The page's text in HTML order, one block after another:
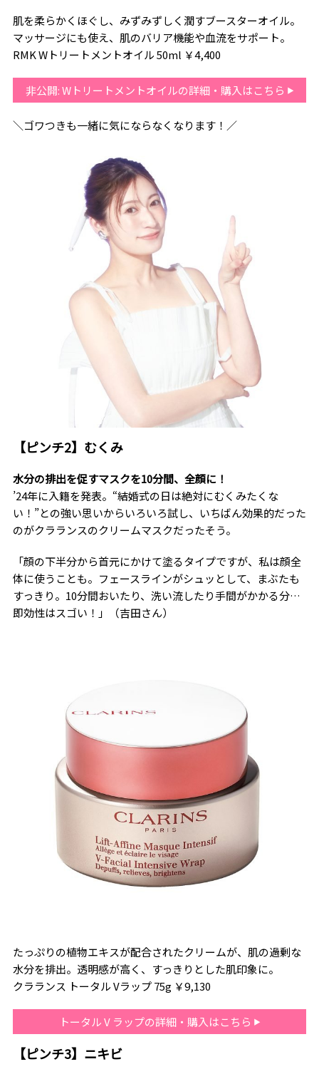
肌を柔らかくほぐし、みずみずしく潤すブースターオイル。
マッサージにも使え、肌のバリア機能や血流をサポート。
RMK Wトリートメントオイル 50ml ￥4,400
非公開: Wトリートメントオイルの詳細・購入はこちら
＼ゴワつきも一緒に気にならなくなります！／
【ピンチ2】むくみ
水分の排出を促すマスクを10分間、全顔に！
’24年に入籍を発表。“結婚式の日は絶対にむくみたくな
い！”との強い思いからいろいろ試し、いちばん効果的だった
のがクラランスのクリームマスクだったそう。
「顔の下半分から首元にかけて塗るタイプですが、私は顔全
体に使うことも。フェースラインがシュッとして、まぶたも
すっきり。10分間おいたり、洗い流したり手間がかかる分…
即効性はスゴい！」（吉田さん）
たっぷりの植物エキスが配合されたクリームが、肌の過剰な
水分を排出。透明感が高く、すっきりとした肌印象に。
クラランス トータル Vラップ 75g ￥9,130
トータル V ラップの詳細・購入はこちら
【ピンチ3】ニキビ